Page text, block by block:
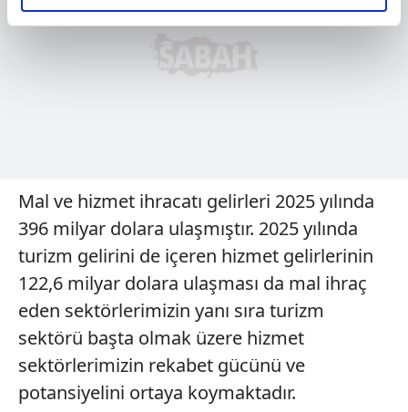
elimizden gelen çabayı gösterdiğimizi ve bu noktada,
reklamların maliyetlerimizi karşılamak noktasında tek gelir
kalemimiz olduğunu sizlere hatırlatmak isteriz.
Sitemizde kendimize ve üçüncü kişilere ait çerezler
kullanılmaktadır. Bu çerezler vasıtasıyla çeşitli kişisel
verileriniz işlenmekte olup gerekli olan çerezler bilgi
toplumu hizmetlerinin sunulması amacıyla
kullanılmaktadır. Diğer çerezler, sitemizin daha işlevsel
kılınması ve kişiselleştirilmesi ve sizlere yönelik
reklam/pazarlama faaliyetlerinin yapılması, amaçlarıyla
sınırlı olarak açık rızanız dahilinde kullanılacaktır.
Çerezlere ilişkin tercihlerinizi aşağıda yer alan panel
Mal ve hizmet ihracatı gelirleri 2025 yılında
396 milyar dolara ulaşmıştır. 2025 yılında
turizm gelirini de içeren hizmet gelirlerinin
122,6 milyar dolara ulaşması da mal ihraç
eden sektörlerimizin yanı sıra turizm
sektörü başta olmak üzere hizmet
sektörlerimizin rekabet gücünü ve
potansiyelini ortaya koymaktadır.